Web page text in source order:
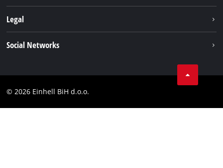
Usluge
Einhell globalno
Legal
Compliance
Social Networks
YouТube
© 2026 Einhell BiH d.o.o.